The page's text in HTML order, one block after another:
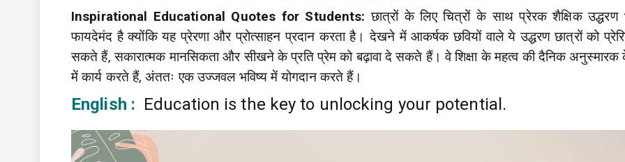
Inspirational Educational Quotes for Students: छात्रों के लिए चित्रों के साथ प्रेरक शैक्षिक उद्धरण
फायदेमंद है क्योंकि यह प्रेरणा और प्रोत्साहन प्रदान करता है। देखने में आकर्षक छवियों वाले ये उद्धरण छात्रों को
सकते हैं, सकारात्मक मानसिकता और सीखने के प्रति प्रेम को बढ़ावा दे सकते हैं। वे शिक्षा के महत्व की दैनिक
में कार्य करते हैं, अंततः एक उज्जवल भविष्य में योगदान करते हैं।
English : Education is the key to unlocking your potential.